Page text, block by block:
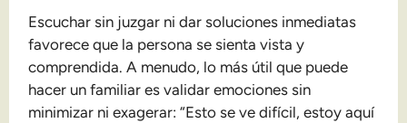
Escuchar sin juzgar ni dar soluciones inmediatas
favorece que la persona se sienta vista y
comprendida. A menudo, lo más útil que puede
hacer un familiar es validar emociones sin
minimizar ni exagerar: “Esto se ve difícil, estoy aquí